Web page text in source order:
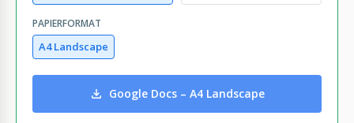
PAPIERFORMAT
A4 Landscape
Google Docs – A4 Landscape